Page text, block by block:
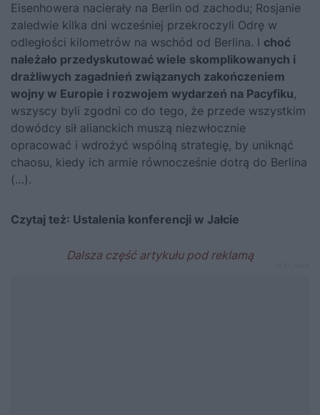
Eisenhowera nacierały na Berlin od zachodu; Rosjanie
zaledwie kilka dni wcześniej przekroczyli Odrę w
odległości kilometrów na wschód od Berlina. I choć
należało przedyskutować wiele skomplikowanych i
drażliwych zagadnień związanych zakończeniem
wojny w Europie i rozwojem wydarzeń na Pacyfiku,
wszyscy byli zgodni co do tego, że przede wszystkim
dowódcy sił alianckich muszą niezwłocznie
opracować i wdrożyć wspólną strategię, by uniknąć
chaosu, kiedy ich armie równocześnie dotrą do Berlina
(…).
Czytaj też: Ustalenia konferencji w Jałcie